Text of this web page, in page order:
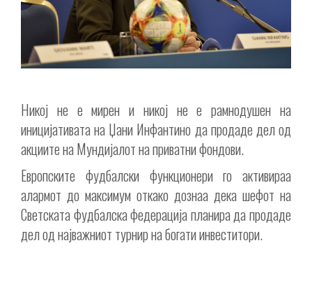
Никој не е мирен и никој не е рамнодушен на
иницијативата на Џани Инфантино да продаде дел од
акциите на Мундијалот на приватни фондови.
Европските фудбалски функционери го активираа
алармот до максимум откако дознаа дека шефот на
Светската фудбалска федерација планира да продаде
дел од најважниот турнир на богати инвеститори.